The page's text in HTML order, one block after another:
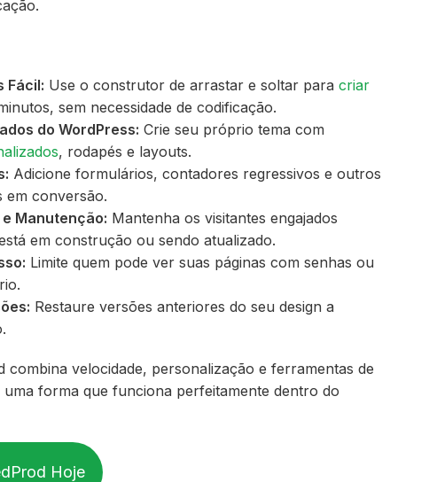
Fácil: Use o construtor de arrastar e soltar para criar
sem necessidade de codificação.
do WordPress: Crie seu próprio tema com
, rodapés e layouts.
Adicione formulários, contadores regressivos e outros
em conversão.
Manutenção: Mantenha os visitantes engajados
em construção ou sendo atualizado.
Limite quem pode ver suas páginas com senhas ou
Restaure versões anteriores do seu design a
combina velocidade, personalização e ferramentas de
uma forma que funciona perfeitamente dentro do
Hoje